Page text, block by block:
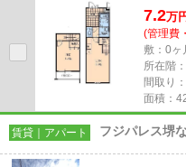
7.2万
(管理費
敷：0ヶ
所在階
間取り
面積：
賃貸｜アパート フジパレス堺